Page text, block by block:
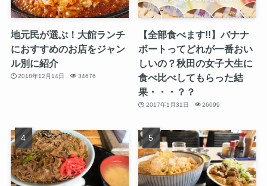
地元民が選ぶ！大館ランチ
におすすめのお店をジャン
ル別に紹介
2018年12月14日 34676
【全部食べます!!】バナナ
ボートってどれが一番おい
しいの？秋田の女子大生に
食べ比べしてもらった結
果・・・？？
2017年1月31日 26099